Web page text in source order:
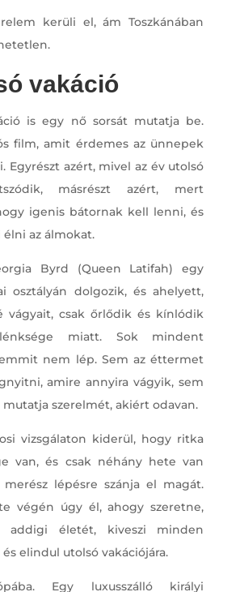
kerüli el, ám Toszkánában
vakáció
is egy nő sorsát mutatja be.
film, amit érdemes az ünnepek
Egyrészt azért, mivel az év utolsó
másrészt azért, mert
igenis bátornak kell lenni, és
az álmokat.
Byrd (Queen Latifah) egy
osztályán dolgozik, és ahelyett,
vágyait, csak őrlődik és kínlódik
miatt. Sok mindent
nem lép. Sem az éttermet
amire annyira vágyik, sem
szerelmét, akiért odavan.
vizsgálaton kiderül, hogy ritka
van, és csak néhány hete van
lépésre szánja el magát.
végén úgy él, ahogy szeretne,
addigi életét, kiveszi minden
elindul utolsó vakációjára.
Egy luxusszálló királyi